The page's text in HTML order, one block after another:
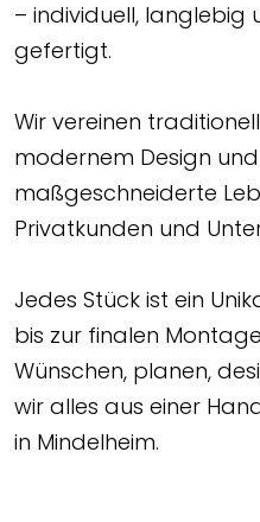
– individuell, langlebig
gefertigt.
Wir vereinen
modernem Design
maßgeschneiderte
Privatkunden und
Jedes Stück ist ein
bis zur finalen
Wünschen, planen,
wir alles aus einer
in Mindelheim.